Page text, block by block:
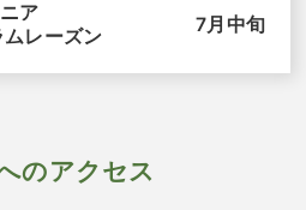
ア
レーズン
7月中旬
のアクセス